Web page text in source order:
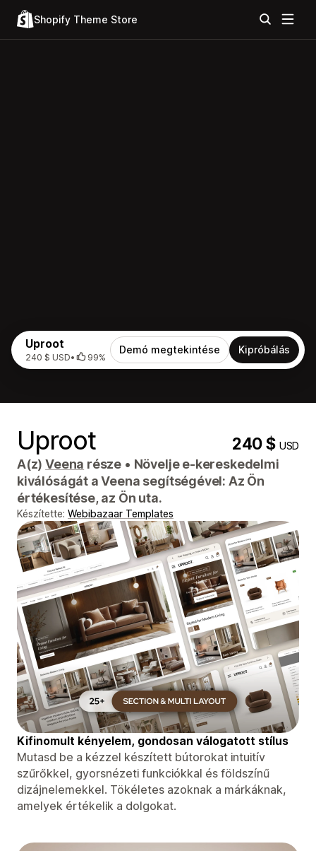
Shopify Theme Store
Uproot
240 $ USD• 99%
Demó megtekintése Kipróbálás
Uproot 240 $USD
A(z)Veena része • Növelje e-kereskedelmi
kiválóságát a Veena segítségével: Az Ön
értékesítése, az Ön uta.
Készítette: Webibazaar Templates
Kifinomult kényelem, gondosan válogatott stílus
Mutasd be a kézzel készített bútorokat intuitív
szűrőkkel, gyorsnézeti funkciókkal és földszínű
dizájnelemekkel. Tökéletes azoknak a márkáknak,
amelyek értékelik a dolgokat.